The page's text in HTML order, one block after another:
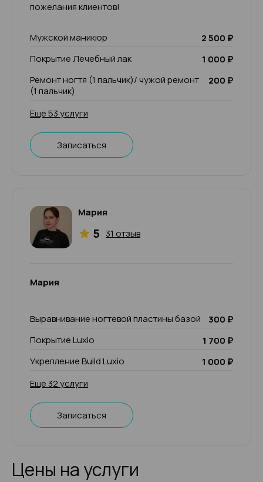
пожелания клиентов!
Мужской маникюр
2 500 ₽
Покрытие Лечебный лак
1 000 ₽
Ремонт ногтя (1 пальчик)/ чужой ремонт
(1 пальчик)
200 ₽
Ещё 53 услуги
Записаться
Мария
5 31 отзыв
Мария
Выравнивание ногтевой пластины базой
300 ₽
Покрытие Luxio
1 700 ₽
Укрепление Build Luxio
1 000 ₽
Ещё 32 услуги
Записаться
Цены на услуги